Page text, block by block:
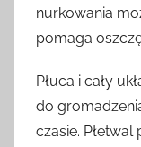
nurkowania
pomaga
Płuca i cały
do
czasie.